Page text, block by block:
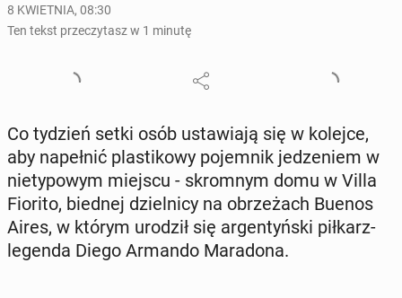
8 KWIETNIA, 08:30
Ten tekst przeczytasz w 1 minutę
Co tydzień setki osób usta­wia­ją się w kolejce,
aby na­peł­nić pla­sti­ko­wy po­jem­nik je­dze­niem w
nie­ty­po­wym miejscu - skrom­nym domu w Villa
Fiorito, biednej dziel­ni­cy na obrze­żach Buenos
Aires, w którym urodził się ar­gen­tyń­ski piłkarz-
legenda Diego Armando Ma­ra­do­na.